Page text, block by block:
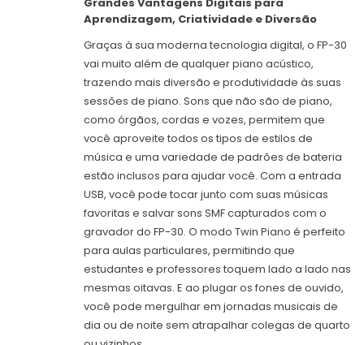
Aprendizagem, Criatividade e Diversão
Graças à sua moderna tecnologia digital, o FP-30
vai muito além de qualquer piano acústico,
trazendo mais diversão e produtividade às suas
sessões de piano. Sons que não são de piano,
como órgãos, cordas e vozes, permitem que
você aproveite todos os tipos de estilos de
música e uma variedade de padrões de bateria
estão inclusos para ajudar você. Com a entrada
USB, você pode tocar junto com suas músicas
favoritas e salvar sons SMF capturados com o
gravador do FP-30. O modo Twin Piano é perfeito
para aulas particulares, permitindo que
estudantes e professores toquem lado a lado nas
mesmas oitavas. E ao plugar os fones de ouvido,
você pode mergulhar em jornadas musicais de
dia ou de noite sem atrapalhar colegas de quarto